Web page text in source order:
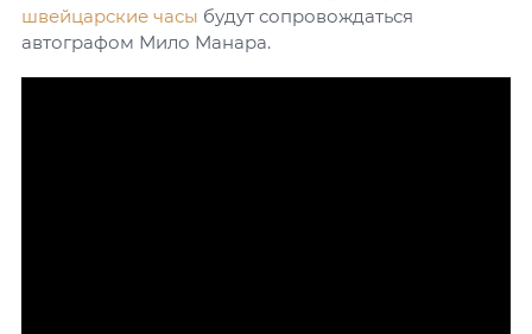
швейцарские часы будут сопровождаться
автографом Мило Манара.